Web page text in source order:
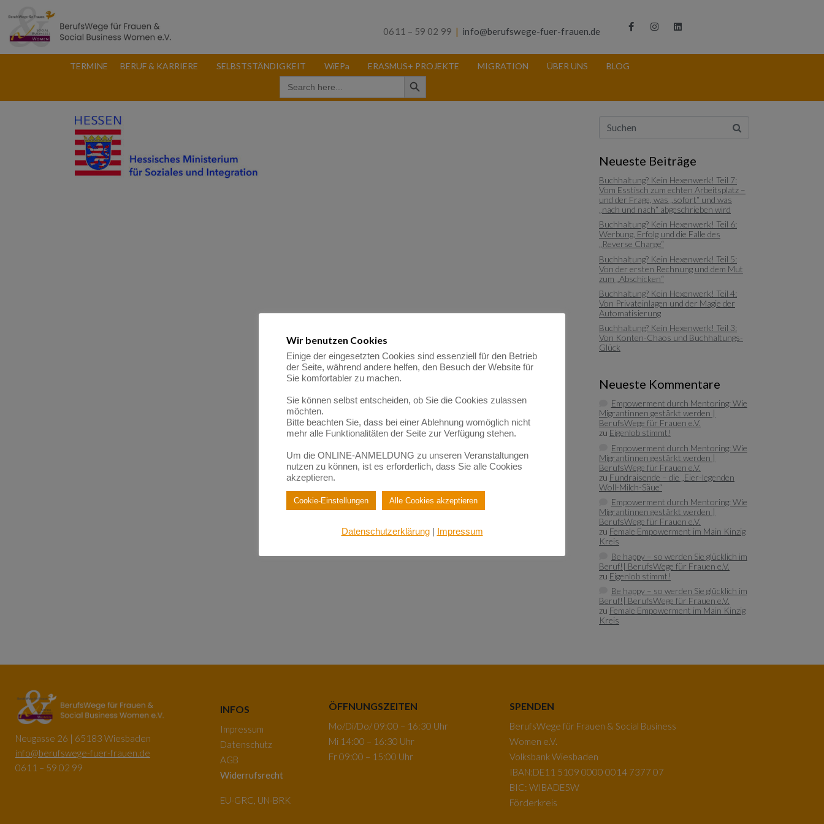
0611 – 59 02 99 | info@berufswege-fuer-frauen.de
TERMINE BERUF & KARRIERE SELBSTSTÄNDIGKEIT WiEPa ERASMUS+ PROJEKTE MIGRATION ÜBER UNS BLOG
Search
for:
Search Button
Neueste Beiträge
Buchhaltung? Kein Hexenwerk! Teil 7:
Vom Esstisch zum echten Arbeitsplatz –
und der Frage, was „sofort“ und was
„nach und nach“ abgeschrieben wird
Buchhaltung? Kein Hexenwerk! Teil 6:
Werbung, Erfolg und die Falle des
„Reverse Charge“
Buchhaltung? Kein Hexenwerk! Teil 5:
Von der ersten Rechnung und dem Mut
zum „Abschicken“
Buchhaltung? Kein Hexenwerk! Teil 4:
Von Privateinlagen und der Magie der
Automatisierung
Buchhaltung? Kein Hexenwerk! Teil 3:
Von Konten-Chaos und Buchhaltungs-
Glück
Neueste Kommentare
Empowerment durch Mentoring: Wie
Migrantinnen gestärkt werden |
BerufsWege für Frauen e.V.
zu Eigenlob stimmt!
Empowerment durch Mentoring: Wie
Migrantinnen gestärkt werden |
BerufsWege für Frauen e.V.
zu Fundraisende – die „Eier-legenden
Woll-Milch-Säue“
Empowerment durch Mentoring: Wie
Migrantinnen gestärkt werden |
BerufsWege für Frauen e.V.
zu Female Empowerment im Main Kinzig
Kreis
Be happy – so werden Sie glücklich im
Beruf!| BerufsWege für Frauen e.V.
zu Eigenlob stimmt!
Be happy – so werden Sie glücklich im
Beruf!| BerufsWege für Frauen e.V.
zu Female Empowerment im Main Kinzig
Kreis
Neugasse 26 | 65183 Wiesbaden
info@berufswege-fuer-frauen.de
0611 – 59 02 99
INFOS
Impressum
Datenschutz
AGB
Widerrufsrecht
EU-GRC, UN-BRK
ÖFFNUNGSZEITEN
Mo/Di/Do/ 09:00 – 16:30 Uhr
Mi 14:00 – 16:30 Uhr
Fr 09:00 – 15:00 Uhr
SPENDEN
BerufsWege für Frauen & Social Business
Women e.V.
Volksbank Wiesbaden
IBAN:DE11 5109 0000 0014 7377 07
BIC: WIBADE5W
Förderkreis
Wir benutzen Cookies
Einige der eingesetzten Cookies sind essenziell für den Betrieb
der Seite, während andere helfen, den Besuch der Website für
Sie komfortabler zu machen.
Sie können selbst entscheiden, ob Sie die Cookies zulassen
möchten.
Bitte beachten Sie, dass bei einer Ablehnung womöglich nicht
mehr alle Funktionalitäten der Seite zur Verfügung stehen.
Um die ONLINE-ANMELDUNG zu unseren Veranstaltungen
nutzen zu können, ist es erforderlich, dass Sie alle Cookies
akzeptieren.
Cookie-Einstellungen Alle Cookies akzeptieren
Datenschutzerklärung| Impressum